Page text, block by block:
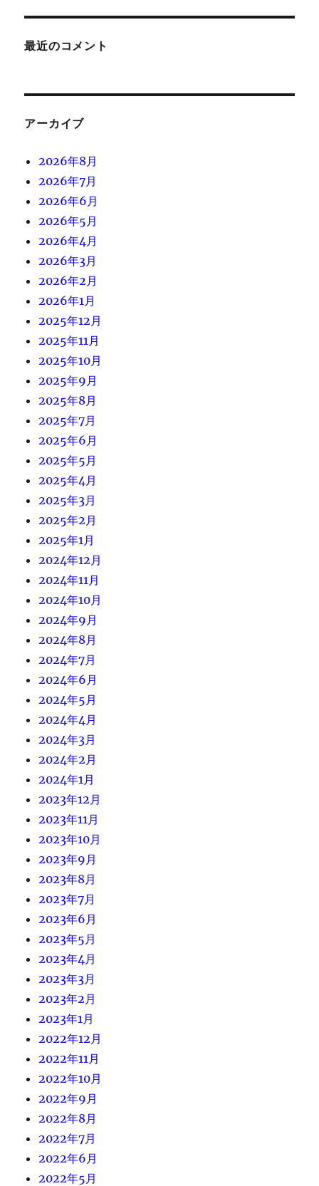
最近のコメント
アーカイブ
2026年8月
2026年7月
2026年6月
2026年5月
2026年4月
2026年3月
2026年2月
2026年1月
2025年12月
2025年11月
2025年10月
2025年9月
2025年8月
2025年7月
2025年6月
2025年5月
2025年4月
2025年3月
2025年2月
2025年1月
2024年12月
2024年11月
2024年10月
2024年9月
2024年8月
2024年7月
2024年6月
2024年5月
2024年4月
2024年3月
2024年2月
2024年1月
2023年12月
2023年11月
2023年10月
2023年9月
2023年8月
2023年7月
2023年6月
2023年5月
2023年4月
2023年3月
2023年2月
2023年1月
2022年12月
2022年11月
2022年10月
2022年9月
2022年8月
2022年7月
2022年6月
2022年5月